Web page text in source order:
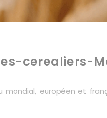
cerealiers-
européen et